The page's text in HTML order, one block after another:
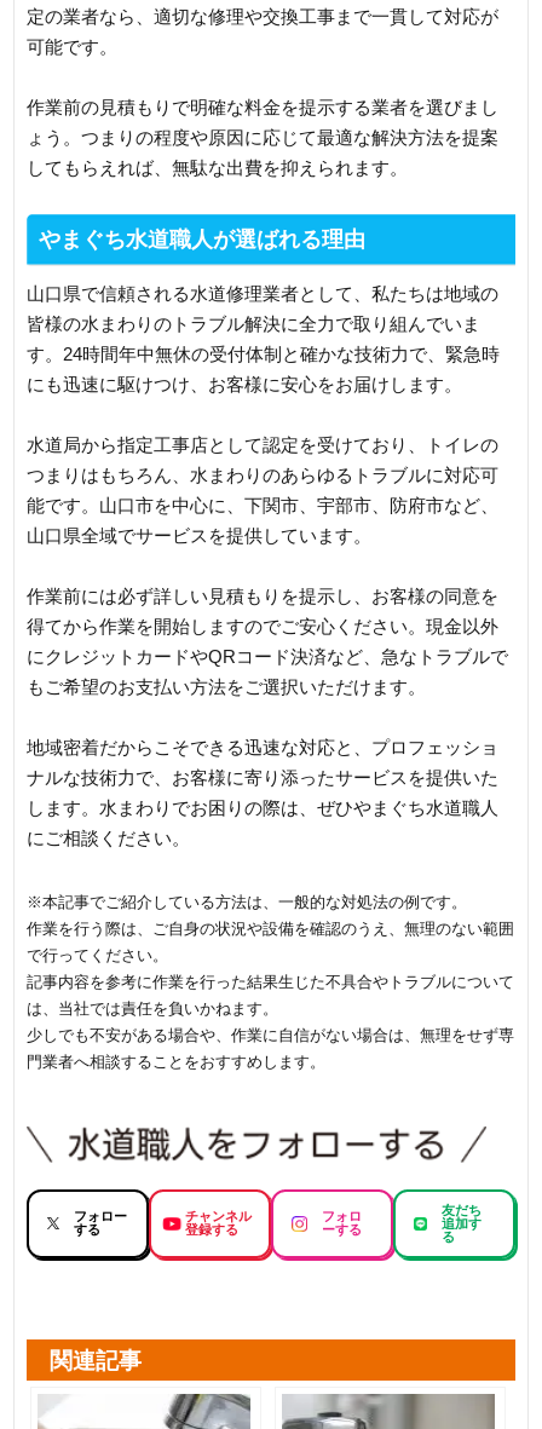
定の業者なら、適切な修理や交換工事まで一貫して対応が
可能です。
作業前の見積もりで明確な料金を提示する業者を選びまし
ょう。つまりの程度や原因に応じて最適な解決方法を提案
してもらえれば、無駄な出費を抑えられます。
やまぐち水道職人が選ばれる理由
山口県で信頼される水道修理業者として、私たちは地域の
皆様の水まわりのトラブル解決に全力で取り組んでいま
す。24時間年中無休の受付体制と確かな技術力で、緊急時
にも迅速に駆けつけ、お客様に安心をお届けします。
水道局から指定工事店として認定を受けており、トイレの
つまりはもちろん、水まわりのあらゆるトラブルに対応可
能です。山口市を中心に、下関市、宇部市、防府市など、
山口県全域でサービスを提供しています。
作業前には必ず詳しい見積もりを提示し、お客様の同意を
得てから作業を開始しますのでご安心ください。現金以外
にクレジットカードやQRコード決済など、急なトラブルで
もご希望のお支払い方法をご選択いただけます。
地域密着だからこそできる迅速な対応と、プロフェッショ
ナルな技術力で、お客様に寄り添ったサービスを提供いた
します。水まわりでお困りの際は、ぜひやまぐち水道職人
にご相談ください。
※本記事でご紹介している方法は、一般的な対処法の例です。
作業を行う際は、ご自身の状況や設備を確認のうえ、無理のない範囲
で行ってください。
記事内容を参考に作業を行った結果生じた不具合やトラブルについて
は、当社では責任を負いかねます。
少しでも不安がある場合や、作業に自信がない場合は、無理をせず専
門業者へ相談することをおすすめします。
フォロー
する
チャンネル
登録する
フォロ
ーする
友だち
追加す
る
関連記事